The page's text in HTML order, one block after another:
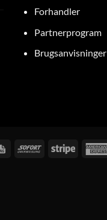
Forhandler
Partnerprogram
Brugsanvisninger
Regning Med
Stripe